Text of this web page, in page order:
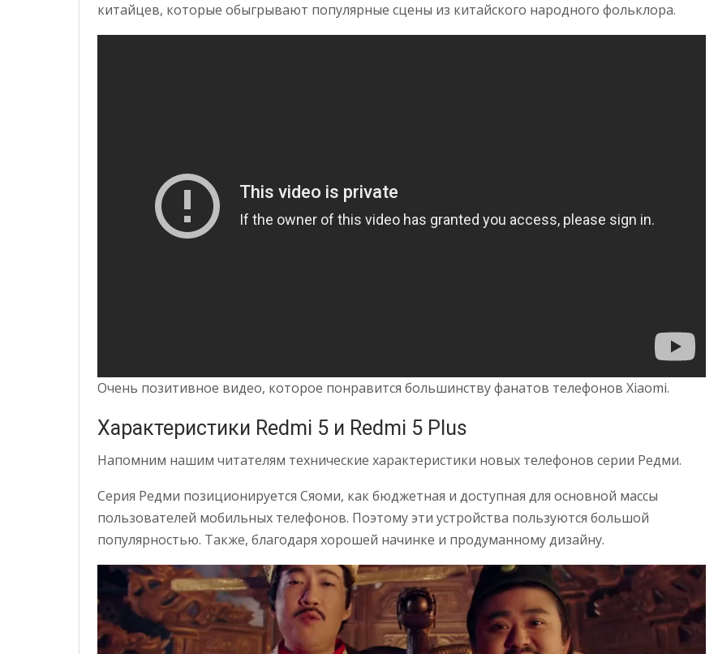
китайцев, которые обыгрывают популярные сцены из китайского народного фольклора.
Очень позитивное видео, которое понравится большинству фанатов телефонов Xiaomi.
Характеристики Redmi 5 и Redmi 5 Plus
Напомним нашим читателям технические характеристики новых телефонов серии Редми.
Серия Редми позиционируется Сяоми, как бюджетная и доступная для основной массы
пользователей мобильных телефонов. Поэтому эти устройства пользуются большой
популярностью. Также, благодаря хорошей начинке и продуманному дизайну.